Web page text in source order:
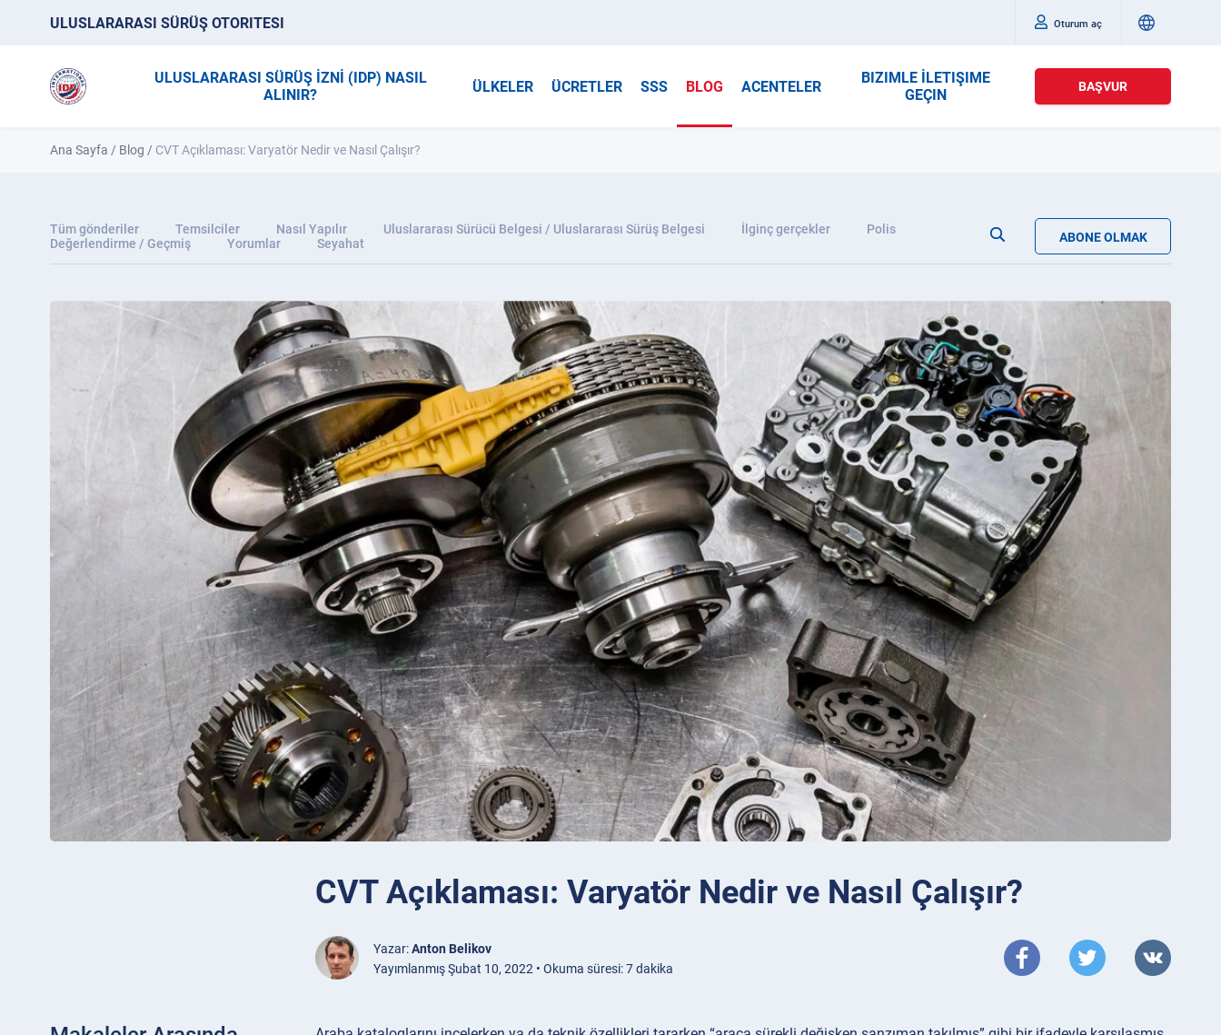
ULUSLARARASI SÜRÜŞ OTORITESI Oturum aç
ULUSLARARASI SÜRÜŞ İZNİ (IDP) NASIL
ALINIR?
ÜLKELER ÜCRETLER SSS BLOG ACENTELER
BIZIMLE İLETIŞIME
GEÇIN
BAŞVUR
Ana Sayfa / Blog / CVT Açıklaması: Varyatör Nedir ve Nasıl Çalışır?
Tüm gönderiler Temsilciler Nasıl Yapılır Uluslararası Sürücü Belgesi / Uluslararası Sürüş Belgesi İlginç gerçekler
Polis
Değerlendirme / Geçmiş
Yorumlar Seyahat ABONE OLMAK
CVT Açıklaması: Varyatör Nedir ve Nasıl Çalışır?
Yazar:Anton Belikov
Yayımlanmış Şubat 10, 2022 • Okuma süresi: 7 dakika